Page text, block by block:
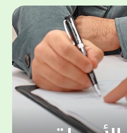
500,000 دينار، وجائزة شهرية بقيمة 100,000
من جوائز
من شهر يناير
مفاجأة سارة للعملاء
السحوبات التي تتم
والتي تجري تحت
استعان بها البنك
والشفافية.
بتطوير مزايا حساب
المنتجات المصرفية